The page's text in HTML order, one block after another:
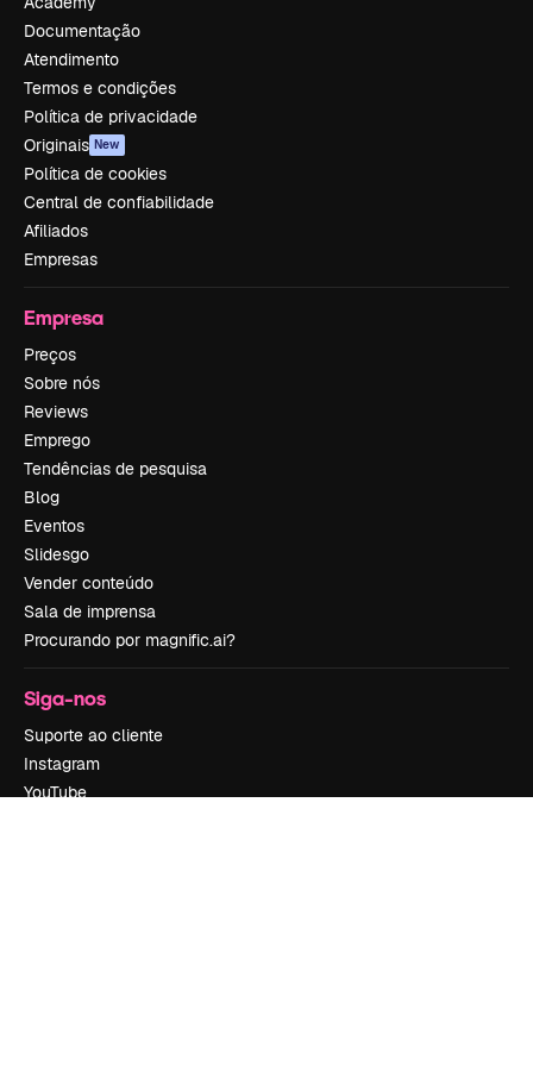
Documentação
Atendimento
Termos e condições
Política de privacidade
Originais New
Política de cookies
Central de confiabilidade
Afiliados
Empresas
Empresa
Preços
Sobre nós
Reviews
Emprego
Tendências de pesquisa
Blog
Eventos
Slidesgo
Vender conteúdo
Sala de imprensa
Procurando por magnific.ai?
Siga-nos
Suporte ao cliente
Instagram
YouTube